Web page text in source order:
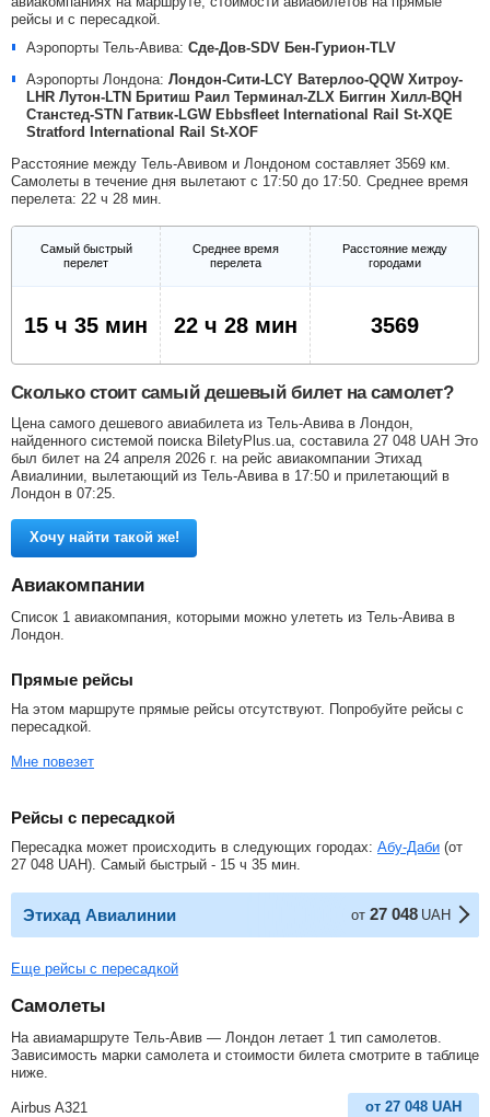
рейсы и с пересадкой.
Аэропорты Тель-Авива: Сде-Дов-SDV Бен-Гурион-TLV
Аэропорты Лондона: Лондон-Сити-LCY Ватерлоо-QQW Хитроу-
LHR Лутон-LTN Бритиш Раил Терминал-ZLX Биггин Хилл-BQH
Станстед-STN Гатвик-LGW Ebbsfleet International Rail St-XQE
Stratford International Rail St-XOF
Расстояние между Тель-Авивом и Лондоном составляет 3569 км.
Самолеты в течение дня вылетают с 17:50 до 17:50. Среднее время
перелета: 22 ч 28 мин.
Самый быстрый
перелет
Среднее время
перелета
Расстояние между
городами
15 ч 35 мин 22 ч 28 мин 3569
Сколько стоит самый дешевый билет на самолет?
Цена самого дешевого авиабилета из Тель-Авива в Лондон,
найденного системой поиска BiletyPlus.ua, составила 27 048 UAH Это
был билет на 24 апреля 2026 г. на рейс авиакомпании Этихад
Авиалинии, вылетающий из Тель-Авива в 17:50 и прилетающий в
Лондон в 07:25.
Хочу найти такой же!
Авиакомпании
Список 1 авиакомпания, которыми можно улететь из Тель-Авива в
Лондон.
Прямые рейсы
На этом маршруте прямые рейсы отсутствуют. Попробуйте рейсы с
пересадкой.
Мне повезет
Рейсы с пересадкой
Пересадка может происходить в следующих городах: Абу-Даби (от
27 048 UAH). Самый быстрый - 15 ч 35 мин.
Этихад Авиалинии от 27 048 UAH
Еще рейсы с пересадкой
Самолеты
На авиамаршруте Тель-Авив — Лондон летает 1 тип самолетов.
Зависимость марки самолета и стоимости билета смотрите в таблице
ниже.
Airbus A321 от 27 048 UAH